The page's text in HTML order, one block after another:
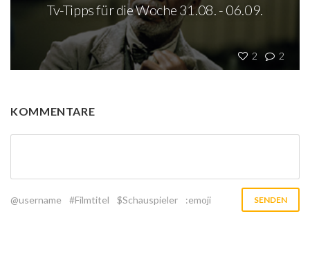
2 2
Tv-Tipps für die Woche 31.08. - 06.09.
KOMMENTARE
@username #Filmtitel $Schauspieler :emoji